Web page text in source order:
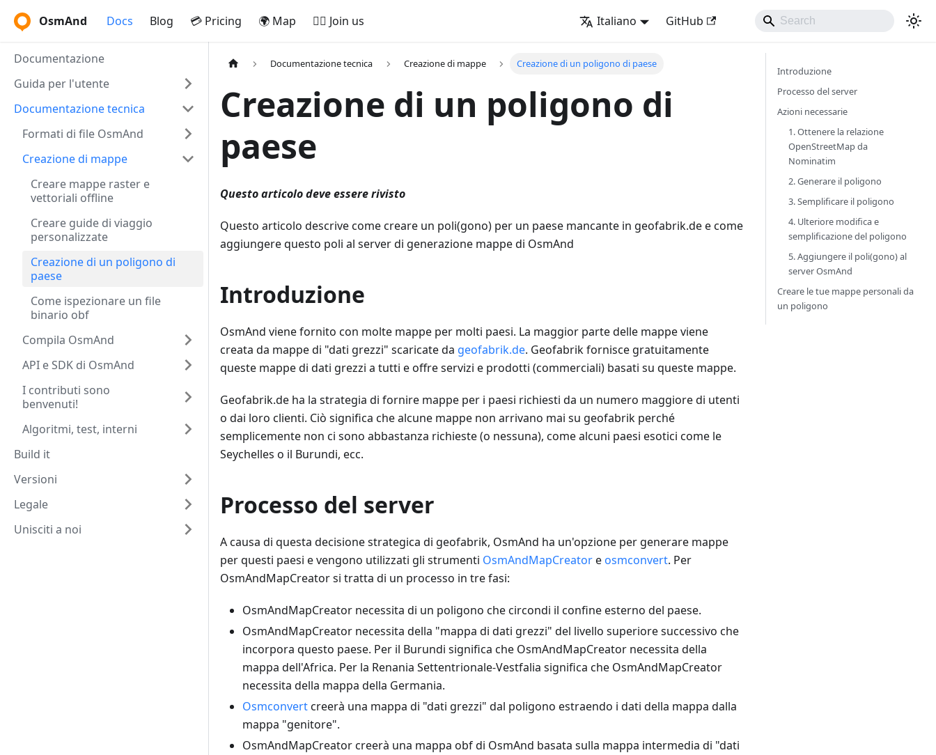
OsmAnd Docs Blog 💳 Pricing 🌍 Map 🚵‍♂️ Join us Italiano GitHub
Documentazione
Guida per l'utente
Documentazione tecnica
Formati di file OsmAnd
Creazione di mappe
Creare mappe raster e
vettoriali offline
Creare guide di viaggio
personalizzate
Creazione di un poligono di
paese
Come ispezionare un file
binario obf
Compila OsmAnd
API e SDK di OsmAnd
I contributi sono
benvenuti!
Algoritmi, test, interni
Build it
Versioni
Legale
Unisciti a noi
Documentazione tecnica Creazione di mappe Creazione di un poligono di paese
Creazione di un poligono di
paese
Questo articolo deve essere rivisto
Questo articolo descrive come creare un poli(gono) per un paese mancante in geofabrik.de e come
aggiungere questo poli al server di generazione mappe di OsmAnd
Introduzione
OsmAnd viene fornito con molte mappe per molti paesi. La maggior parte delle mappe viene
creata da mappe di "dati grezzi" scaricate da geofabrik.de. Geofabrik fornisce gratuitamente
queste mappe di dati grezzi a tutti e offre servizi e prodotti (commerciali) basati su queste mappe.
Geofabrik.de ha la strategia di fornire mappe per i paesi richiesti da un numero maggiore di utenti
o dai loro clienti. Ciò significa che alcune mappe non arrivano mai su geofabrik perché
semplicemente non ci sono abbastanza richieste (o nessuna), come alcuni paesi esotici come le
Seychelles o il Burundi, ecc.
Processo del server
A causa di questa decisione strategica di geofabrik, OsmAnd ha un'opzione per generare mappe
per questi paesi e vengono utilizzati gli strumenti OsmAndMapCreatore osmconvert. Per
OsmAndMapCreator si tratta di un processo in tre fasi:
OsmAndMapCreator necessita di un poligono che circondi il confine esterno del paese.
OsmAndMapCreator necessita della "mappa di dati grezzi" del livello superiore successivo che
incorpora questo paese. Per il Burundi significa che OsmAndMapCreator necessita della
mappa dell'Africa. Per la Renania Settentrionale-Vestfalia significa che OsmAndMapCreator
necessita della mappa della Germania.
Osmconvertcreerà una mappa di "dati grezzi" dal poligono estraendo i dati della mappa dalla
mappa "genitore".
OsmAndMapCreator creerà una mappa obf di OsmAnd basata sulla mappa intermedia di "dati
Introduzione
Processo del server
Azioni necessarie
1. Ottenere la relazione
OpenStreetMap da
Nominatim
2. Generare il poligono
3. Semplificare il poligono
4. Ulteriore modifica e
semplificazione del poligono
5. Aggiungere il poli(gono) al
server OsmAnd
Creare le tue mappe personali da
un poligono